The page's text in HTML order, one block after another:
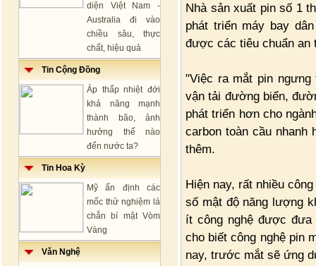
diện Việt Nam -
Australia đi vào
chiều sâu, thực
chất, hiệu quả
Tin Cộng Đồng
Áp thấp nhiệt đới
khả năng mạnh
thành bão, ảnh
hưởng thế nào
đến nước ta?
Tin Hoa Kỳ
Mỹ ấn định các
mốc thử nghiệm lá
chắn bí mật Vòm
Vàng
Văn Nghệ
Nhà sản xuất pin số 1
phát triển máy bay
được các tiêu chuẩn an
"Việc ra mắt pin
vận tải đường biển,
phát triển hơn cho
carbon toàn cầu nhanh
thêm.
Hiện nay, rất nhiều
số mật độ năng lượng
ít công nghệ được đưa
cho biết công nghệ pin
nay, trước mắt sẽ ứng